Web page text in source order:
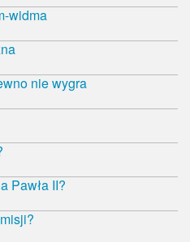
widma
nie wygra
Pawła II?